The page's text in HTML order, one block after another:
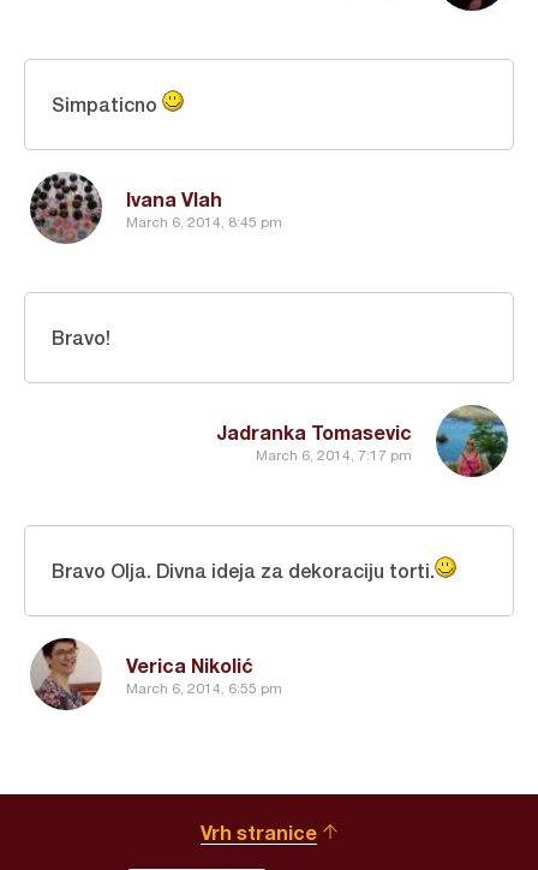
Ivana Vlah
March 6, 2014, 8:45 pm
Simpaticno
Jadranka Tomasevic
March 6, 2014, 7:17 pm
Bravo!
Verica Nikolić
March 6, 2014, 6:55 pm
Bravo Olja. Divna ideja za dekoraciju torti.
Vrh stranice